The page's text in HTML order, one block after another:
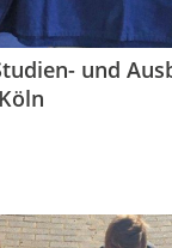
und